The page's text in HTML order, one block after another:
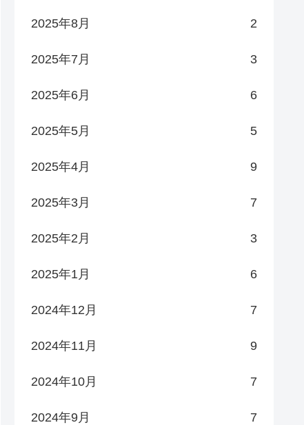
2025年8月 2
2025年7月 3
2025年6月 6
2025年5月 5
2025年4月 9
2025年3月 7
2025年2月 3
2025年1月 6
2024年12月 7
2024年11月 9
2024年10月 7
2024年9月 7